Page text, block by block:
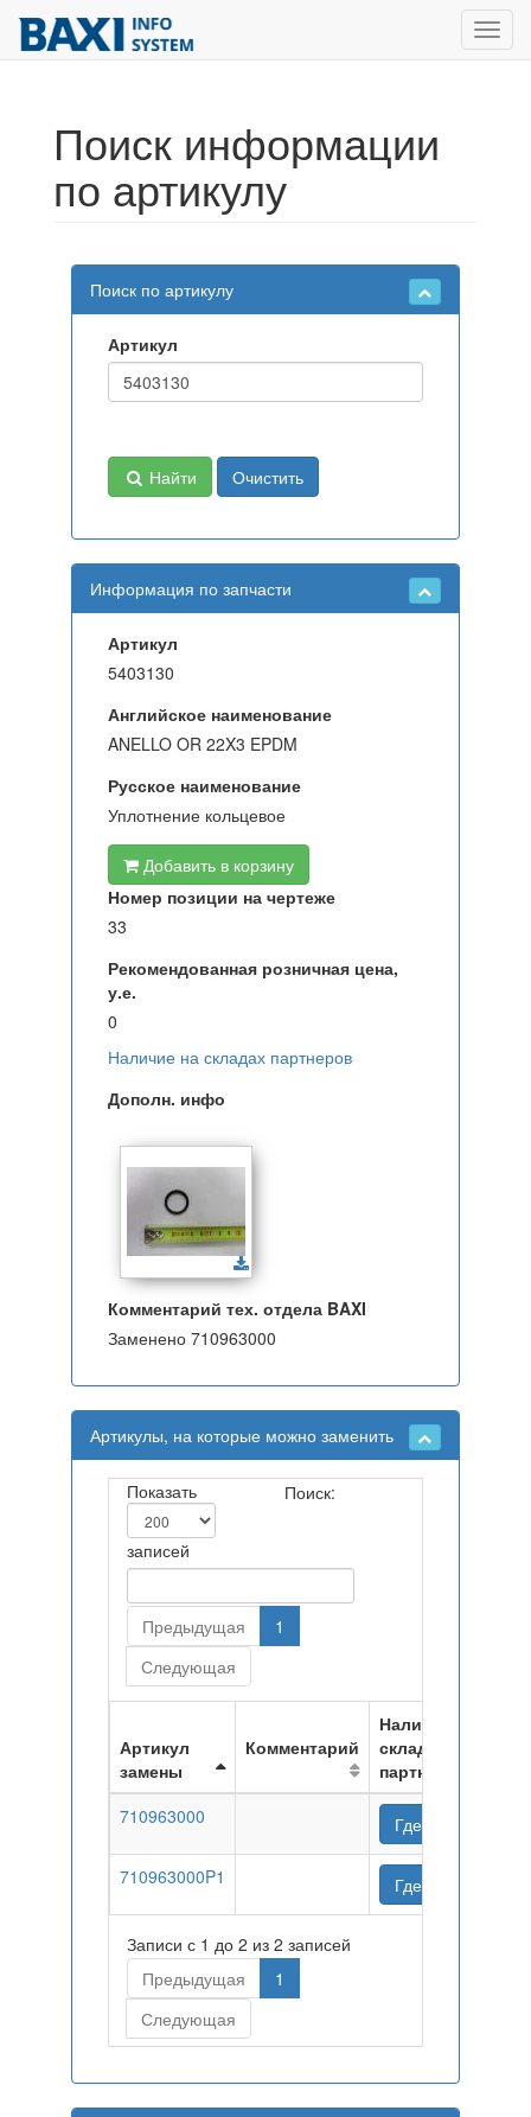
Поиск информации
по артикулу
Поиск по артикулу
Артикул
Найти Очистить
Информация по запчасти
Артикул
5403130
Английское наименование
ANELLO OR 22X3 EPDM
Русское наименование
Уплотнение кольцевое
Добавить в корзину
Номер позиции на чертеже
33
Рекомендованная розничная цена,
у.е.
0
Наличие на складах партнеров
Дополн. инфо
Комментарий тех. отдела BAXI
Заменено 710963000
Артикулы, на которые можно заменить
Показать
записей
Поиск:
Предыдущая
1
Следующая
Артикул
замены
Комментарий
Наличие на
складах
партнеров
710963000
Где купить
710963000P1 Где купить
Записи с 1 до 2 из 2 записей
Предыдущая
1
Следующая